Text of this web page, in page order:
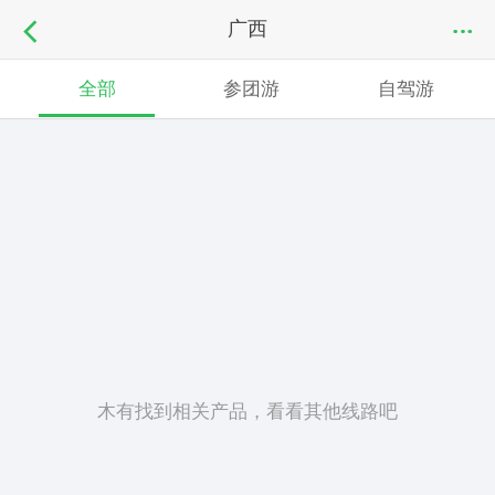
广西
全部 参团游 自驾游
木有找到相关产品，看看其他线路吧